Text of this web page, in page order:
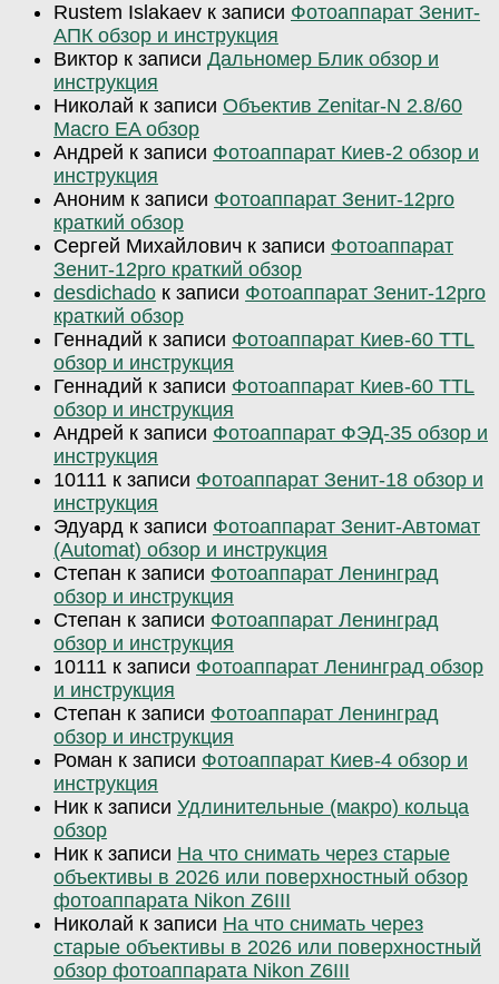
Rustem Islakaev к записи Фотоаппарат Зенит-
АПК обзор и инструкция
Виктор к записи Дальномер Блик обзор и
инструкция
Николай к записи Объектив Zenitar-N 2.8/60
Macro EA обзор
Андрей к записи Фотоаппарат Киев-2 обзор и
инструкция
Аноним к записи Фотоаппарат Зенит-12pro
краткий обзор
Сергей Михайлович к записи Фотоаппарат
Зенит-12pro краткий обзор
desdichado к записи Фотоаппарат Зенит-12pro
краткий обзор
Геннадий к записи Фотоаппарат Киев-60 TTL
обзор и инструкция
Геннадий к записи Фотоаппарат Киев-60 TTL
обзор и инструкция
Андрей к записи Фотоаппарат ФЭД-35 обзор и
инструкция
10111 к записи Фотоаппарат Зенит-18 обзор и
инструкция
Эдуард к записи Фотоаппарат Зенит-Автомат
(Automat) обзор и инструкция
Степан к записи Фотоаппарат Ленинград
обзор и инструкция
Степан к записи Фотоаппарат Ленинград
обзор и инструкция
10111 к записи Фотоаппарат Ленинград обзор
и инструкция
Степан к записи Фотоаппарат Ленинград
обзор и инструкция
Роман к записи Фотоаппарат Киев-4 обзор и
инструкция
Ник к записи Удлинительные (макро) кольца
обзор
Ник к записи На что снимать через старые
объективы в 2026 или поверхностный обзор
фотоаппарата Nikon Z6III
Николай к записи На что снимать через
старые объективы в 2026 или поверхностный
обзор фотоаппарата Nikon Z6III